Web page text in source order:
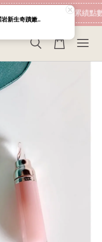
加入會員 消費即可累績點
現貨Giorgio Armani 黑曜岩新生奇蹟嫩膚露/綠水 黑曜岩新生奇蹟精萃露/粉水 10ml 30ml GA 小樣